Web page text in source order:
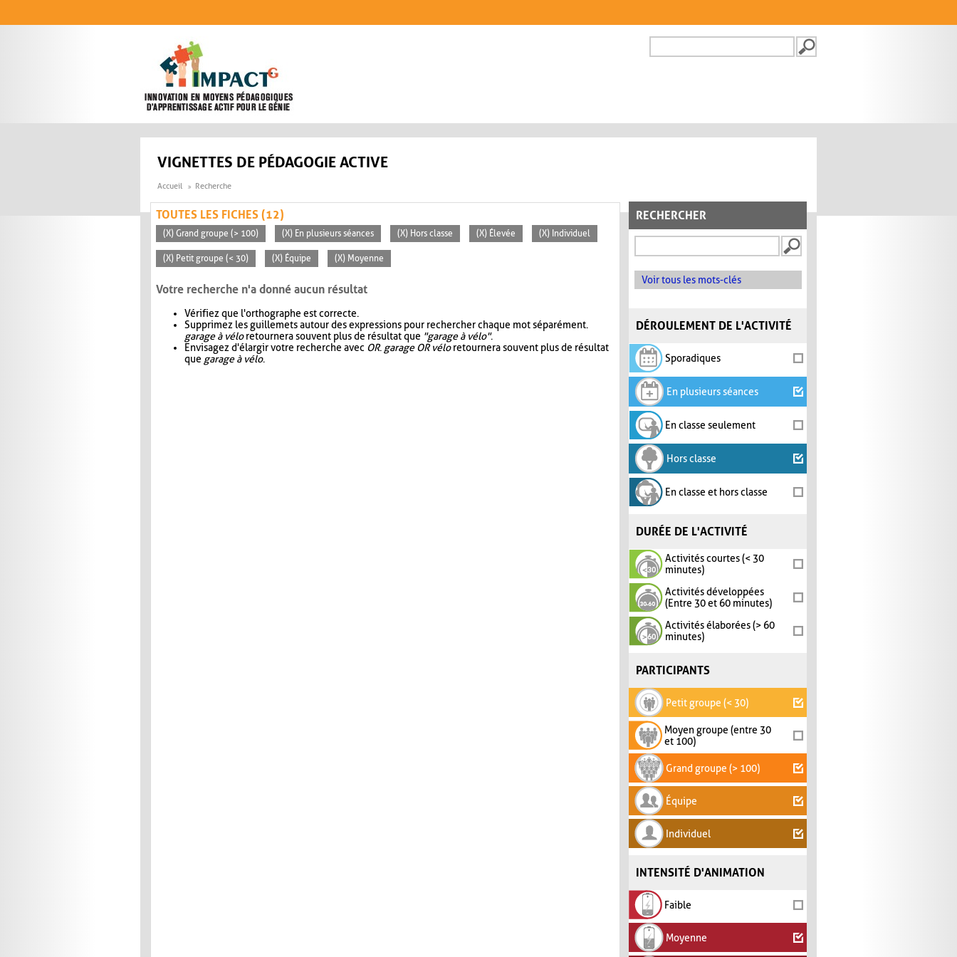
FORMULAIRE DE
VIGNETTES DE PÉDAGOGIE ACTIVE
Accueil Recherche
RECHERCHER
Voir tous les mots-clés
DÉROULEMENT DE L'ACTIVITÉ
Sporadiques
En plusieurs séances
En classe seulement
Hors classe
En classe et hors classe
DURÉE DE L'ACTIVITÉ
Activités courtes (< 30
minutes)
Activités développées
(Entre 30 et 60 minutes)
Activités élaborées (> 60
minutes)
PARTICIPANTS
Petit groupe (< 30)
Moyen groupe (entre 30
et 100)
Grand groupe (> 100)
Équipe
Individuel
INTENSITÉ D'ANIMATION
Faible
Moyenne
TOUTES LES FICHES (12)
(X) Grand groupe (> 100) (X) En plusieurs séances (X) Hors classe (X) Élevée (X) Individuel
(X) Petit groupe (< 30) (X) Équipe (X) Moyenne
Votre recherche n'a donné aucun résultat
Vérifiez que l'orthographe est correcte.
Supprimez les guillemets autour des expressions pour rechercher chaque mot séparément.
garage à véloretournera souvent plus de résultat que "garage à vélo".
Envisagez d'élargir votre recherche avec OR. garage OR véloretournera souvent plus de résultat
que garage à vélo.